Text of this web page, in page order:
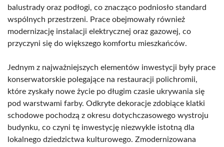
balustrady oraz podłogi, co znacząco podniosło standard
wspólnych przestrzeni. Prace obejmowały również
modernizację instalacji elektrycznej oraz gazowej, co
przyczyni się do większego komfortu mieszkańców.
Jednym z najważniejszych elementów inwestycji były prace
konserwatorskie polegające na restauracji polichromii,
które zyskały nowe życie po długim czasie ukrywania się
pod warstwami farby. Odkryte dekoracje zdobiące klatki
schodowe pochodzą z okresu dotychczasowego wystroju
budynku, co czyni tę inwestycję niezwykle istotną dla
lokalnego dziedzictwa kulturowego. Zmodernizowana